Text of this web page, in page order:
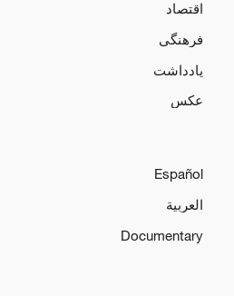
اقتصاد
فرهنگی
یادداشت
عکس
Español
العربية
Documentary